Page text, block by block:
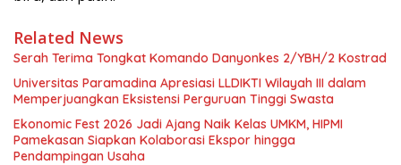
Related News
Serah Terima Tongkat Komando Danyonkes 2/YBH/2 Kostrad
Universitas Paramadina Apresiasi LLDIKTI Wilayah III dalam
Memperjuangkan Eksistensi Perguruan Tinggi Swasta
Ekonomic Fest 2026 Jadi Ajang Naik Kelas UMKM, HIPMI
Pamekasan Siapkan Kolaborasi Ekspor hingga
Pendampingan Usaha